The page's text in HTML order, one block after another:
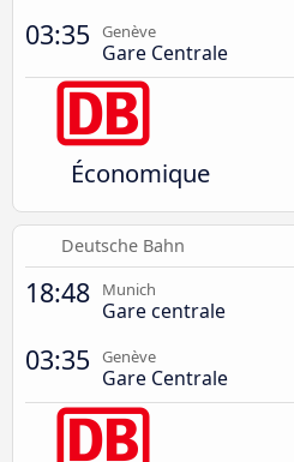
03:35 Genève
Gare Centrale
Économique
Deutsche Bahn
18:48 Munich
Gare centrale
03:35 Genève
Gare Centrale